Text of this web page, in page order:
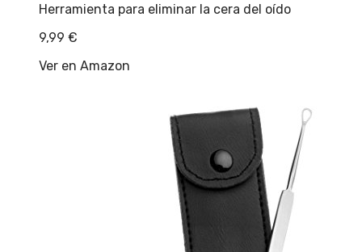
Herramienta para eliminar la cera del oído
9,99 €
Ver en Amazon